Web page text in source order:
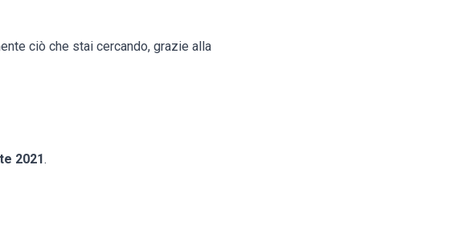
ciò che stai cercando, grazie alla
2021.